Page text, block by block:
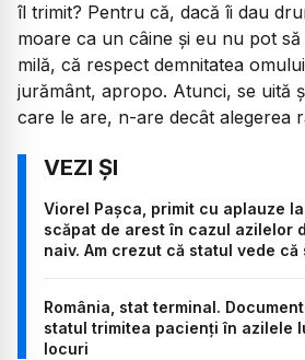
îl trimit? Pentru că, dacă îi dau
moare ca un câine și eu nu pot
milă, că respect demnitatea
jurământ, apropo. Atunci, se uită
care le are, n-are decât alegerea
Viorel Pașca, primit cu aplauze
scăpat de arest în cazul azilelor
naiv. Am crezut că statul vede
România, stat terminal.
statul trimitea pacienți în azilele
locuri